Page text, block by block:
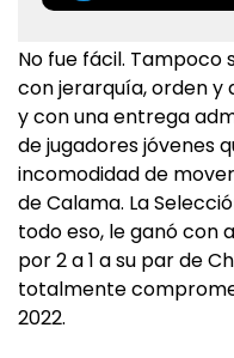
No fue fácil. Tampoco
con jerarquía, orden y
y con una entrega
de jugadores jóvenes
incomodidad de
de Calama. La
todo eso, le ganó con
por 2 a 1 a su par de
totalmente
2022.